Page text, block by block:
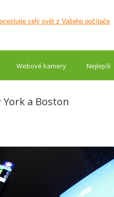
Webové kamery Nejlepší
York a Boston